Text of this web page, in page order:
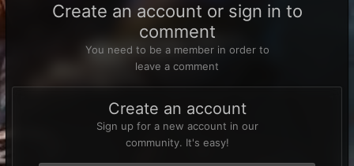
Create an account or sign in to
comment
You need to be a member in order to
leave a comment
Create an account
Sign up for a new account in our
community. It's easy!